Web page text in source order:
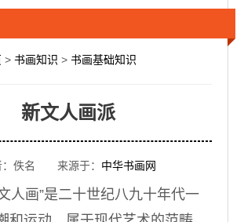
> 书画知识 > 书画基础知识
新文人画派
：佚名 来源于： 中华书画网
画”是二十世纪八九十年代一